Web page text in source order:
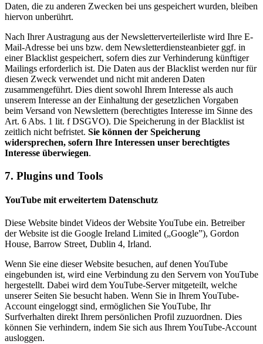
Daten, die zu anderen Zwecken bei uns gespeichert wurden, bleiben
hiervon unberührt.
Nach Ihrer Austragung aus der Newsletterverteilerliste wird Ihre E-
Mail-Adresse bei uns bzw. dem Newsletterdiensteanbieter ggf. in
einer Blacklist gespeichert, sofern dies zur Verhinderung künftiger
Mailings erforderlich ist. Die Daten aus der Blacklist werden nur für
diesen Zweck verwendet und nicht mit anderen Daten
zusammengeführt. Dies dient sowohl Ihrem Interesse als auch
unserem Interesse an der Einhaltung der gesetzlichen Vorgaben
beim Versand von Newslettern (berechtigtes Interesse im Sinne des
Art. 6 Abs. 1 lit. f DSGVO). Die Speicherung in der Blacklist ist
zeitlich nicht befristet. Sie können der Speicherung
widersprechen, sofern Ihre Interessen unser berechtigtes
Interesse überwiegen.
7. Plugins und Tools
YouTube mit erweitertem Datenschutz
Diese Website bindet Videos der Website YouTube ein. Betreiber
der Website ist die Google Ireland Limited („Google”), Gordon
House, Barrow Street, Dublin 4, Irland.
Wenn Sie eine dieser Website besuchen, auf denen YouTube
eingebunden ist, wird eine Verbindung zu den Servern von YouTube
hergestellt. Dabei wird dem YouTube-Server mitgeteilt, welche
unserer Seiten Sie besucht haben. Wenn Sie in Ihrem YouTube-
Account eingeloggt sind, ermöglichen Sie YouTube, Ihr
Surfverhalten direkt Ihrem persönlichen Profil zuzuordnen. Dies
können Sie verhindern, indem Sie sich aus Ihrem YouTube-Account
ausloggen.